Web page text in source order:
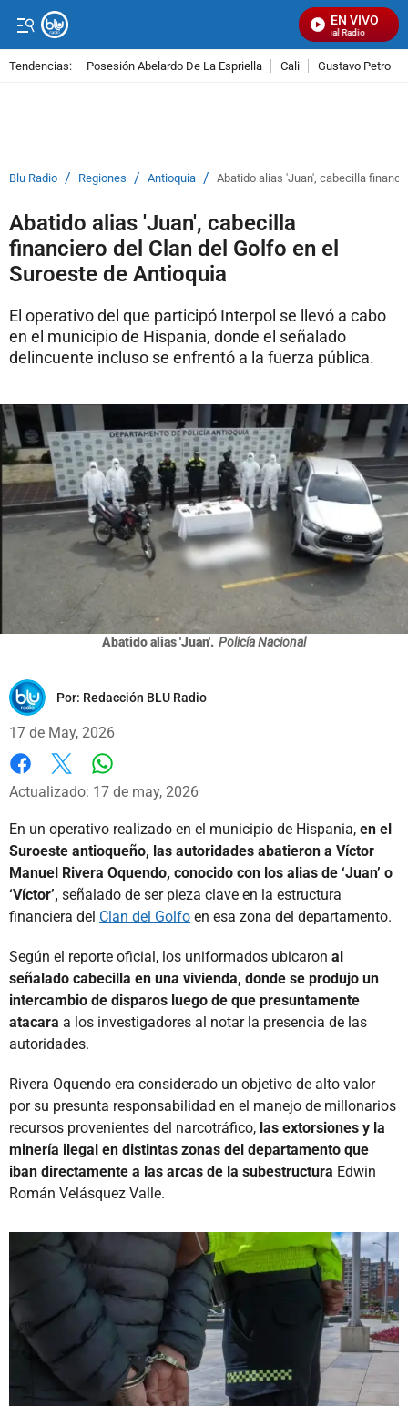
EN VIVO
Señal Visual Radio
Tendencias: Posesión Abelardo De La Espriella Cali Gustavo Petro
Blu Radio / Regiones / Antioquia / Abatido alias 'Juan', cabecilla
Abatido alias 'Juan', cabecilla
financiero del Clan del Golfo en el
Suroeste de Antioquia
El operativo del que participó Interpol se llevó a cabo
en el municipio de Hispania, donde el señalado
delincuente incluso se enfrentó a la fuerza pública.
Abatido alias 'Juan'. Policía Nacional
Por: Redacción BLU Radio
17 de May, 2026
Facebook
X
Actualizado: 17 de may, 2026
En un operativo realizado en el municipio de Hispania, en el
Suroeste antioqueño, las autoridades abatieron a Víctor
Manuel Rivera Oquendo, conocido con los alias de ‘Juan’ o
‘Víctor’, señalado de ser pieza clave en la estructura
financiera del Clan del Golfo en esa zona del departamento.
Según el reporte oficial, los uniformados ubicaron al
señalado cabecilla en una vivienda, donde se produjo un
intercambio de disparos luego de que presuntamente
atacara a los investigadores al notar la presencia de las
autoridades.
Rivera Oquendo era considerado un objetivo de alto valor
por su presunta responsabilidad en el manejo de millonarios
recursos provenientes del narcotráfico, las extorsiones y la
minería ilegal en distintas zonas del departamento que
iban directamente a las arcas de la subestructura Edwin
Román Velásquez Valle.